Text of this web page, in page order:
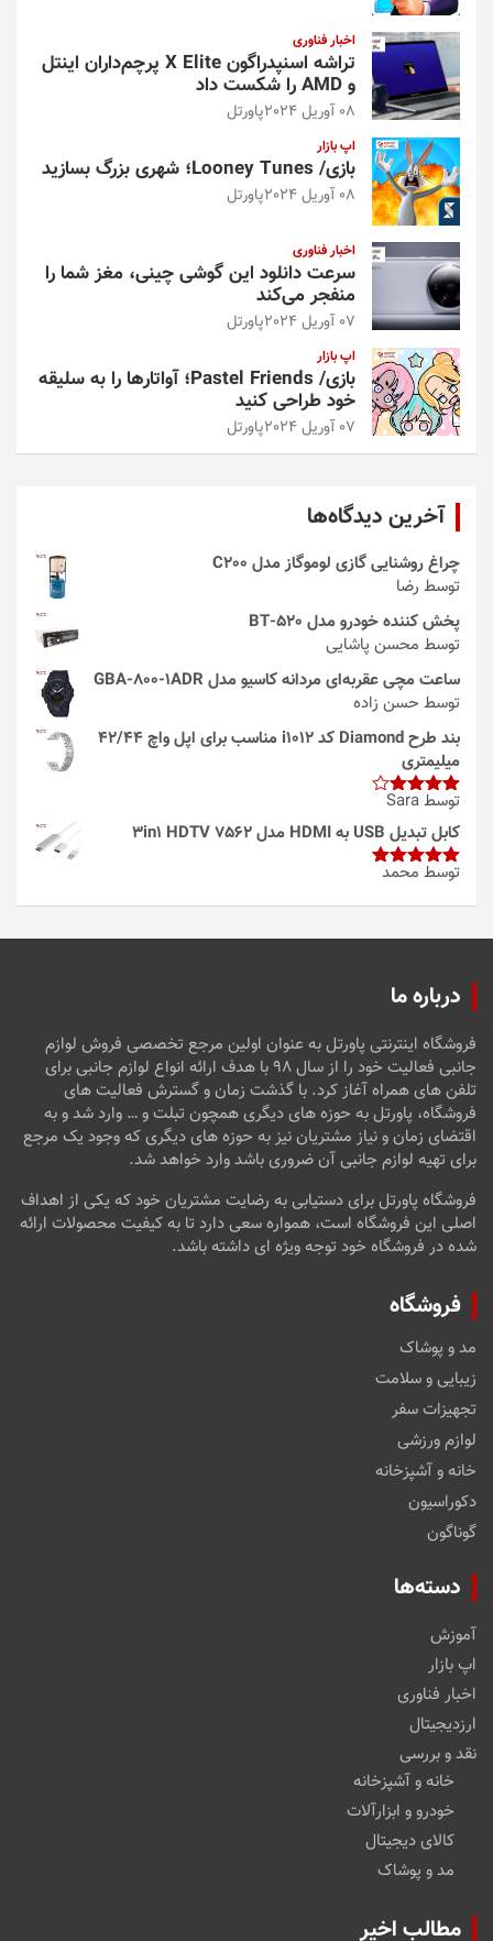
اخبار فناوری
تراشه اسنپدراگون X Elite پرچم‌داران اینتل
و AMD را شکست داد
08 آوریل 2024 پاورتل
اپ بازار
بازی/ Looney Tunes؛ شهری بزرگ بسازید
08 آوریل 2024 پاورتل
اخبار فناوری
سرعت دانلود این گوشی چینی، مغز شما را
منفجر می‌کند
07 آوریل 2024 پاورتل
اپ بازار
بازی/ Pastel Friends؛ آواتارها را به سلیقه
خود طراحی کنید
07 آوریل 2024 پاورتل
آخرین دیدگاه‌ها
چراغ روشنایی گازی لوموگاز مدل C200
توسط رضا
پخش کننده خودرو مدل 520-BT
توسط محسن پاشایی
ساعت مچی عقربه‌ای مردانه کاسیو مدل GBA-800-1ADR
توسط حسن زاده
بند طرح Diamond کد i1012 مناسب برای اپل واچ 42/44
میلیمتری
امتیاز4
از 5
توسط Sara
کابل تبدیل USB به HDMI مدل 3in1 HDTV 7562
امتیاز5از
توسط محمد
درباره ما
فروشگاه اینترنتی پاورتل به عنوان اولین مرجع تخصصی فروش لوازم
جانبی فعالیت خود را از سال ۹۸ با هدف ارائه انواع لوازم جانبی برای
تلفن های همراه آغاز کرد. با گذشت زمان و گسترش فعالیت های
فروشگاه، پاورتل به حوزه های دیگری همچون تبلت و … وارد شد و به
اقتضای زمان و نیاز مشتریان نیز به حوزه های دیگری که وجود یک مرجع
برای تهیه لوازم جانبی آن ضروری باشد وارد خواهد شد.
فروشگاه پاورتل برای دستیابی به رضایت مشتریان خود که یکی از اهداف
اصلی این فروشگاه است، همواره سعی دارد تا به کیفیت محصولات ارائه
شده در فروشگاه خود توجه ویژه ای داشته باشد.
فروشگاه
مد و پوشاک
زیبایی و سلامت
تجهیزات سفر
لوازم ورزشی
خانه و آشپزخانه
دکوراسیون
گوناگون
دسته‌ها
آموزش
اپ بازار
اخبار فناوری
ارزدیجیتال
نقد و بررسی
خانه و آشپزخانه
خودرو و ابزارآلات
کالای دیجیتال
مد و پوشاک
مطالب اخیر